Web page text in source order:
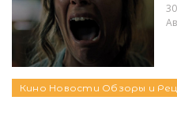
Кино Новости Обзоры и